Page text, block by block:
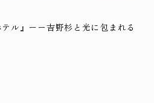
ル』ーー吉野杉と光に包まれる